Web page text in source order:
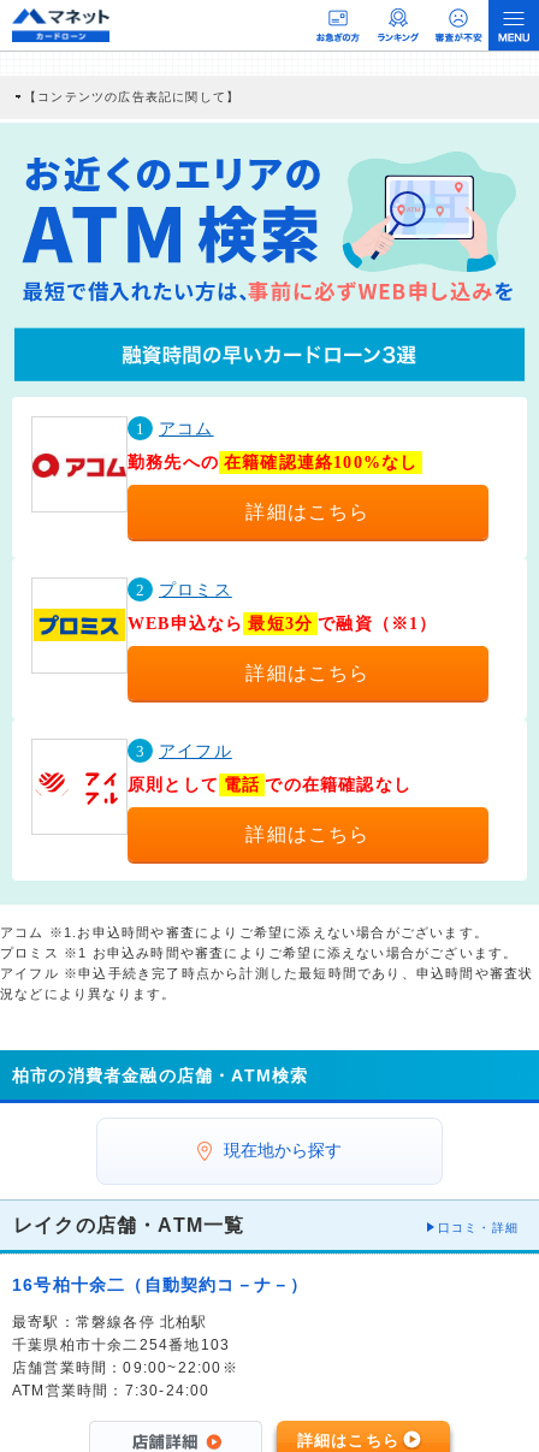
【コンテンツの広告表記に関して】
社に対して企業から紹介報酬が支払われるという収益モデルです。 ただし、特定の
商品を根拠なくPRするものではなく、当編集部の調査／ユーザーへの口コミ収集な
どに基づき、公平性を担保した情報提供を行っています。
>提携企業一覧
1
アコム
勤務先への 在籍確認連絡100%なし
詳細はこちら
2
プロミス
WEB申込なら 最短3分 で融資（※1）
詳細はこちら
3
アイフル
原則として 電話 での在籍確認なし
詳細はこちら
アコム ※1.お申込時間や審査によりご希望に添えない場合がございます。
プロミス ※1 お申込み時間や審査によりご希望に添えない場合がございます。
アイフル ※申込手続き完了時点から計測した最短時間であり、申込時間や審査状
況などにより異なります。
柏市の消費者金融の店舗・ATM検索
現在地から探す
レイクの店舗・ATM一覧 口コミ・詳細
16号柏十余二（自動契約コ－ナ－）
最寄駅：常磐線各停 北柏駅
千葉県柏市十余二254番地103
店舗営業時間：09:00~22:00※
ATM営業時間：7:30-24:00
詳細はこちら